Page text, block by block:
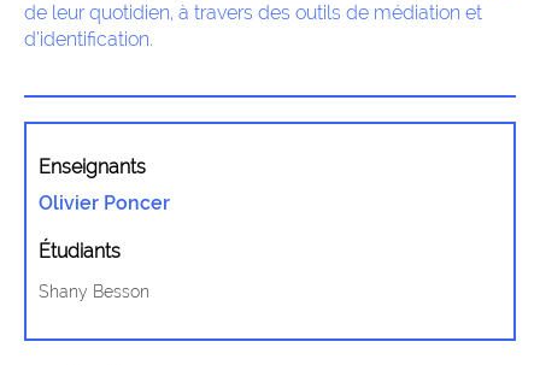
de leur quotidien, à travers des outils de médiation et
d’identification.
Enseignants
Olivier Poncer
Étudiants
Shany Besson